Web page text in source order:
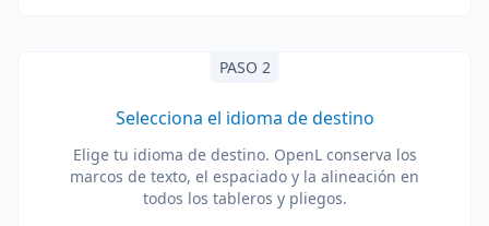
PASO 2
Selecciona el idioma de destino
Elige tu idioma de destino. OpenL conserva los
marcos de texto, el espaciado y la alineación en
todos los tableros y pliegos.